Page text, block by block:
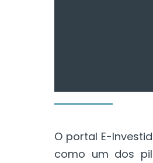
O portal E-
como um dos